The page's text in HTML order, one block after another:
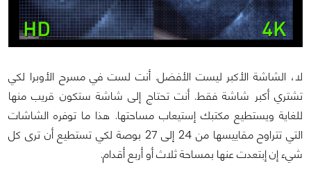
لا، الشاشة الأكبر ليست الأفضل. أنت لست في مسرح الأوبرا لكي
تشتري أكبر شاشة فقط. أنت تحتاج إلى شاشة ستكون قريب منها
للغاية ويستطيع مكتبك إستيعاب مساحتها. هذا ما توفره الشاشات
التي تتراوح مقاييسها من 24 إلى 27 بوصة لكي تستطيع أن ترى كل
شيء إن إبتعدت عنها بمساحة ثلاث أو أربع أقدام.